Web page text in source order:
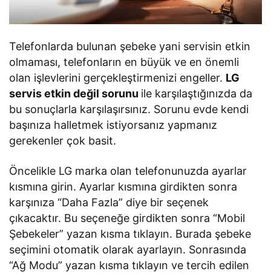
Telefonlarda bulunan şebeke yani servisin etkin
olmaması, telefonların en büyük ve en önemli
olan işlevlerini gerçekleştirmenizi engeller. LG
servis etkin değil sorunu ile karşılaştığınızda da
bu sonuçlarla karşılaşırsınız. Sorunu evde kendi
başınıza halletmek istiyorsanız yapmanız
gerekenler çok basit.
Öncelikle LG marka olan telefonunuzda ayarlar
kısmına girin. Ayarlar kısmına girdikten sonra
karşınıza “Daha Fazla” diye bir seçenek
çıkacaktır. Bu seçeneğe girdikten sonra “Mobil
Şebekeler” yazan kısma tıklayın. Burada şebeke
seçimini otomatik olarak ayarlayın. Sonrasında
“Ağ Modu” yazan kısma tıklayın ve tercih edilen